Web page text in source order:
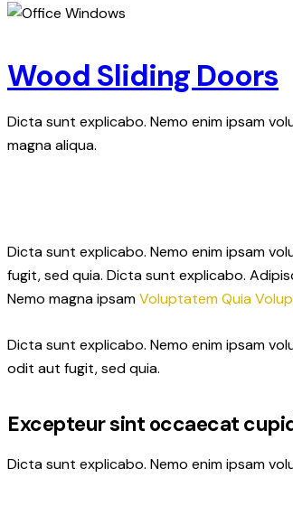
Wood Sliding Doors
Dicta sunt explicabo. Nemo enim ipsam
magna aliqua.
Dicta sunt explicabo. Nemo enim ipsam
fugit, sed quia. Dicta sunt explicabo.
Nemo magna ipsamVoluptatem Quia
Dicta sunt explicabo. Nemo enim ipsam
odit aut fugit, sed quia.
Excepteur sint occaecat
Dicta sunt explicabo. Nemo enim ipsam